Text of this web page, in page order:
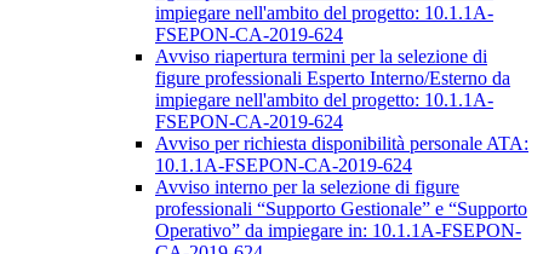
impiegare nell'ambito del progetto: 10.1.1A-
FSEPON-CA-2019-624
Avviso riapertura termini per la selezione di
figure professionali Esperto Interno/Esterno da
impiegare nell'ambito del progetto: 10.1.1A-
FSEPON-CA-2019-624
Avviso per richiesta disponibilità personale ATA:
10.1.1A-FSEPON-CA-2019-624
Avviso interno per la selezione di figure
professionali “Supporto Gestionale” e “Supporto
Operativo” da impiegare in: 10.1.1A-FSEPON-